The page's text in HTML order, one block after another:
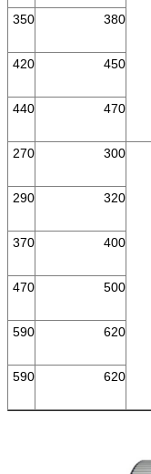
380
350
450
420
470
440
300
270
320
290
400
370
500
470
620
590
620
590